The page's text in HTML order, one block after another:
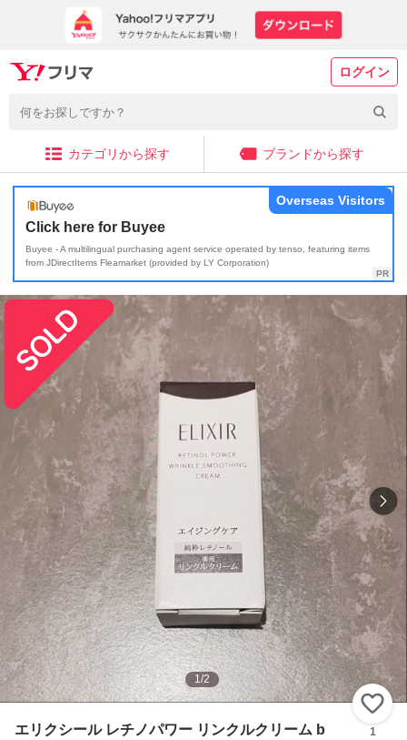
ログイン
カテゴリから探す ブランドから探す
Click here for Buyee
Buyee - A multilingual purchasing agent service operated by tenso, featuring items
from JDirectItems Fleamarket (provided by LY Corporation)
Overseas Visitors
1/2
エリクシール レチノパワー リンクルクリーム b
1